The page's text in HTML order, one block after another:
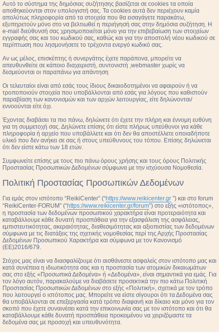
Αυτό το σύστημα της δημόσιας συζήτησης βασίζεται σε cookies τα οποία
αποθηκεύονται στον υπολογιστή σας. Τα cookies αυτά δεν περιέχουν καμία
απολύτως πληροφορία από τα στοιχεία που θα εισαγάγετε παρακάτω,
εξυπηρετούν μόνο στο να βελτιωθεί η περιήγησή σας στην δημόσια συζήτηση. Η
e-mail διεύθυνσή σας χρησιμοποιείται μόνο για την επιβεβαίωση των στοιχείων
εγγραφής σας και του κωδικού σας, καθώς και για την αποστολή νέου κωδικού σε
περίπτωση που λησμονήσετε το τρέχοντα ενεργό κωδικό σας.
Αν ως μέλος, επισκέπτης ή συνεργάτης έχετε παράπονα, μπορείτε να
απευθυνθείτε σε κάποιο διαχειριστή, συντονιστή ,webmaster χωρίς να
δεσμεύονται οι παραπάνω για απάντηση
Οι τελευταίοι είναι από εσάς τους ίδιους δικαιοδοτημένοι να αφαιρούν ή να
τροποποιούν στοιχεία που υποβάλλονται από εσάς για λόγους που καθιστούν
παραβίαση των κανονισμών και των αρχών λειτουργίας, είτε δηλώνονται/
εννοούνται είτε όχι.
Έχοντας διαβάσει τα πιο πάνω, δηλώνετε ότι έχετε την πλήρη και έννομη ευθύνη
για τη συμμετοχή σας. Δηλώνετε επίσης ότι είστε πλήρως υπεύθυνοι για κάθε
πληροφορία ή αρχείο που υποβάλλετε και ότι δεν θα αποστέλλετε οποιαδήποτε
υλικό που δεν ανήκει σε σας ή στους υπεύθυνους του τόπου. Επίσης δηλώνεται
ότι δεν είστε κάτω των 18 ετών.
Συμφωνείτε επίσης με τους πιο πάνω όρους χρήσης και τους όρους Πολιτικής
Προστασίας Προσωπικών Δεδομένων σύμφωνα με την ισχύουσα Νομοθεσία.
Πολιτική Προστασίας Προσωπικών Δεδομένων
Για εμάς στον ιστότοπο “ReikiCenter” (“https://www.reikicenter.gr ”) και στο forum
“ReikiCenter-FORUM” (“https://www.reikicenter.gr/forum”) στο εξής «ιστότοπος»,
η προστασία των δεδομένων προσωπικού χαρακτήρα είναι προτεραιότητα και
καταβάλλουμε κάθε δυνατή προσπάθεια για την εξασφάλιση της ασφάλειας,
εμπιστευτικότητας, ακεραιότητας, διαθεσιμότητας και αξιοπιστίας των δεδομένων
σύμφωνα με τις διατάξεις της σχετικής νομοθεσίας περί της Αρχής Προστασίας
Δεδομένων Προσωπικού Χαρακτήρα και σύμφωνα με τον Κανονισμό
(ΕΕ)2016/679.
Στόχος μας είναι να διασφαλίζουμε ότι αισθάνεστε ασφαλείς στον ιστότοπο μας και
κατά συνέπεια η ιδιωτικότητα σας και η προστασία των ατομικών δικαιωμάτων
σας στο εξής «Προσωπικά Δεδομένα» ή «Δεδομένα», είναι σημαντικά για εμάς. Για
τον λόγο αυτόν, παρακαλούμε να διαβάσετε προσεκτικά την πιο κάτω Πολιτική
Προστασίας Προσωπικών Δεδομένων στο εξής «Πολιτική», σχετικά με τον τρόπο
που λειτουργεί ο ιστότοπος μας. Μπορείτε να είστε σίγουροι ότι τα Δεδομένα σας
θα υποβάλλονται σε επεξεργασία κατά τρόπο διαφανή και δίκαιο και μόνο για τον
σκοπό που έχετε συναινέσει κατά την επικοινωνία σας με τον ιστότοπο και ότι θα
καταβάλλουμε κάθε δυνατή προσπάθεια προκειμένου να χειριζόμαστε τα
δεδομένα σας με προσοχή και υπευθυνότητα.